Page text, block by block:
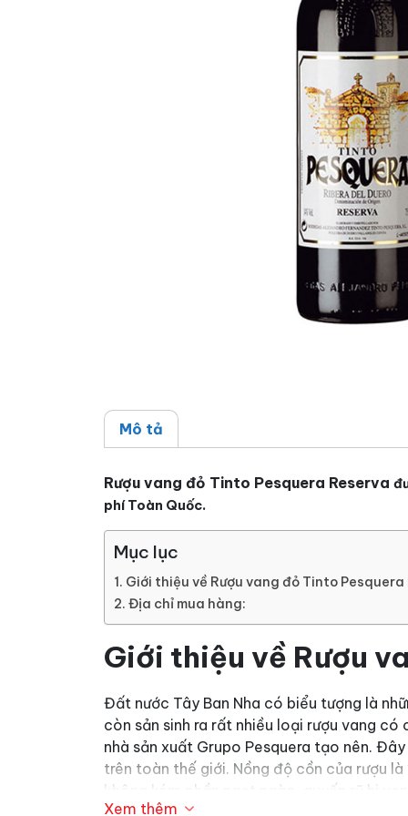
Mô tả
Rượu vang đỏ Tinto Pesquera Reserva
phí Toàn Quốc.
Mục lục
Giới thiệu về Rượu vang đỏ Tinto Pesquera
Địa chỉ mua hàng:
Giới thiệu về Rượu
Đất nước Tây Ban Nha có biểu tượng là
còn sản sinh ra rất nhiều loại rượu vang
nhà sản xuất Grupo Pesquera tạo nên.
trên toàn thế giới. Nồng độ cồn của rượu
không kém phần ngọt ngào, quyến rũ hi
màu đỏ tươi sáng bắt mắt, thu hút mọi ánh
Xem thêm